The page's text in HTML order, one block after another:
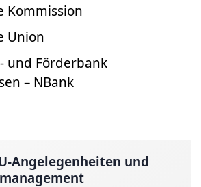
Kommission
Union
und Förderbank
– NBank
Angelegenheiten und